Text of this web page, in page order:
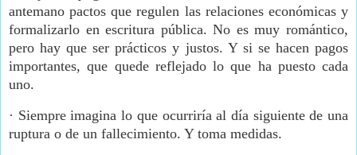
antemano pactos que regulen las relaciones económicas y
formalizarlo en escritura pública. No es muy romántico,
pero hay que ser prácticos y justos. Y si se hacen pagos
importantes, que quede reflejado lo que ha puesto cada
uno.
· Siempre imagina lo que ocurriría al día siguiente de una
ruptura o de un fallecimiento. Y toma medidas.